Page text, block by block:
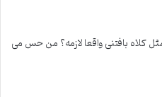
کلاه بافتنی واقعا لازمه؟ من حس می